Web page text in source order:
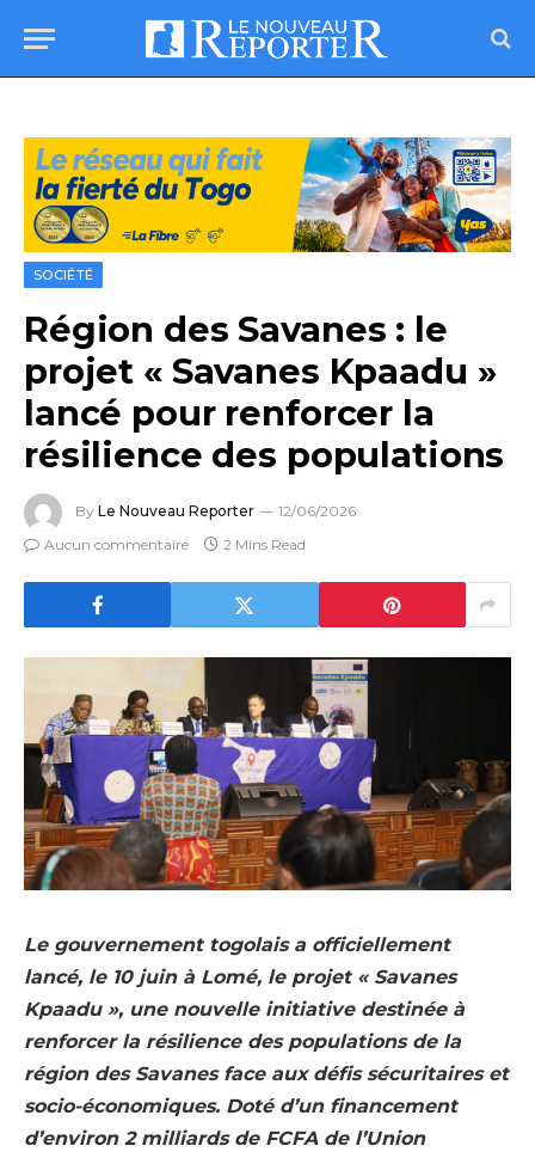
SOCIÉTÉ
Région des Savanes : le
projet « Savanes Kpaadu »
lancé pour renforcer la
résilience des populations
By Le Nouveau Reporter
12/06/2026
Aucun commentaire
2 Mins Read
Le gouvernement togolais a officiellement
lancé, le 10 juin à Lomé, le projet « Savanes
Kpaadu », une nouvelle initiative destinée à
renforcer la résilience des populations de la
région des Savanes face aux défis sécuritaires et
socio-économiques. Doté d’un financement
d’environ 2 milliards de FCFA de l’Union